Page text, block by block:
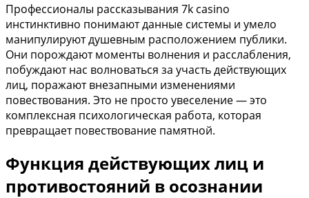
Профессионалы рассказывания 7k casino
инстинктивно понимают данные системы и умело
манипулируют душевным расположением публики.
Они порождают моменты волнения и расслабления,
побуждают нас волноваться за участь действующих
лиц, поражают внезапными изменениями
повествования. Это не просто увеселение — это
комплексная психологическая работа, которая
превращает повествование памятной.
Функция действующих лиц и
противостояний в осознании